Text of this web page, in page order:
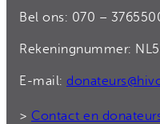
Bel ons: 070 –
Rekeningnummer:
E-mail:
> Contact en